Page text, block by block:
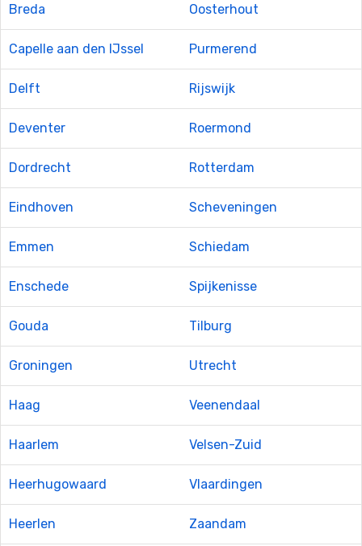
Breda
Capelle aan den IJssel
Delft
Deventer
Dordrecht
Eindhoven
Emmen
Enschede
Gouda
Groningen
Haag
Haarlem
Heerhugowaard
Heerlen
Oosterhout
Purmerend
Rijswijk
Roermond
Rotterdam
Scheveningen
Schiedam
Spijkenisse
Tilburg
Utrecht
Veenendaal
Velsen-Zuid
Vlaardingen
Zaandam